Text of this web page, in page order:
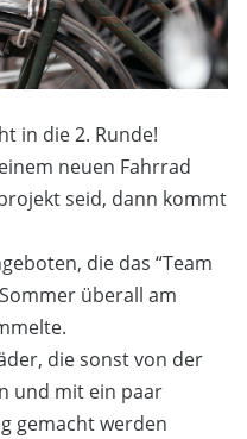
in die 2. Runde!
neuen Fahrrad
seid, dann kommt
die das “Team
überall am
die sonst von der
und mit ein paar
gemacht werden